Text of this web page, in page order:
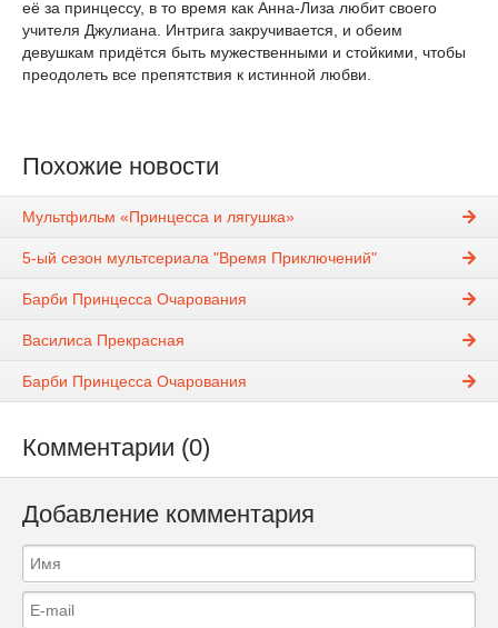
её за принцессу, в то время как Анна-Лиза любит своего
учителя Джулиана. Интрига закручивается, и обеим
девушкам придётся быть мужественными и стойкими, чтобы
преодолеть все препятствия к истинной любви.
Похожие новости
Мультфильм «Принцесса и лягушка»
5-ый сезон мультсериала "Время Приключений"
Барби Принцесса Очарования
Василиса Прекрасная
Барби Принцесса Очарования
Комментарии (0)
Добавление комментария